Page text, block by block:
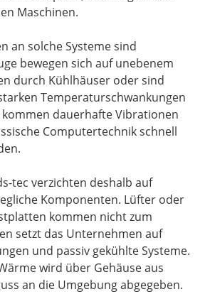
Maschinen.
an solche Systeme sind
bewegen sich auf unebenem
durch Kühlhäuser oder sind
Temperaturschwankungen
kommen dauerhafte Vibrationen
Computertechnik schnell
tec verzichten deshalb auf
Komponenten. Lüfter oder
kommen nicht zum
setzt das Unternehmen auf
und passiv gekühlte Systeme.
wird über Gehäuse aus
an die Umgebung abgegeben.